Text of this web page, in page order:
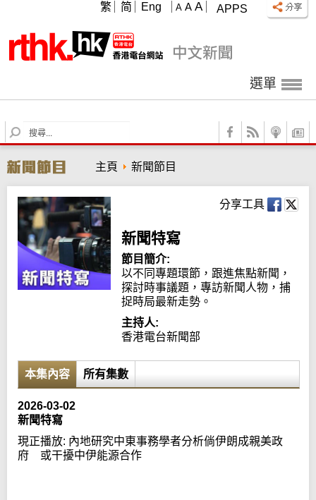
APPS
A A A
繁 简 Eng
選單
S
e
r
c
h
主頁 新聞節目
分享工具
新聞特寫
節目簡介:
以不同專題環節，跟進焦點新聞，
探討時事議題，專訪新聞人物，捕
捉時局最新走勢。
主持人:
香港電台新聞部
本集內容 所有集數
2026-03-02
新聞特寫
現正播放: 內地研究中東事務學者分析倘伊朗成親美政
府 或干擾中伊能源合作